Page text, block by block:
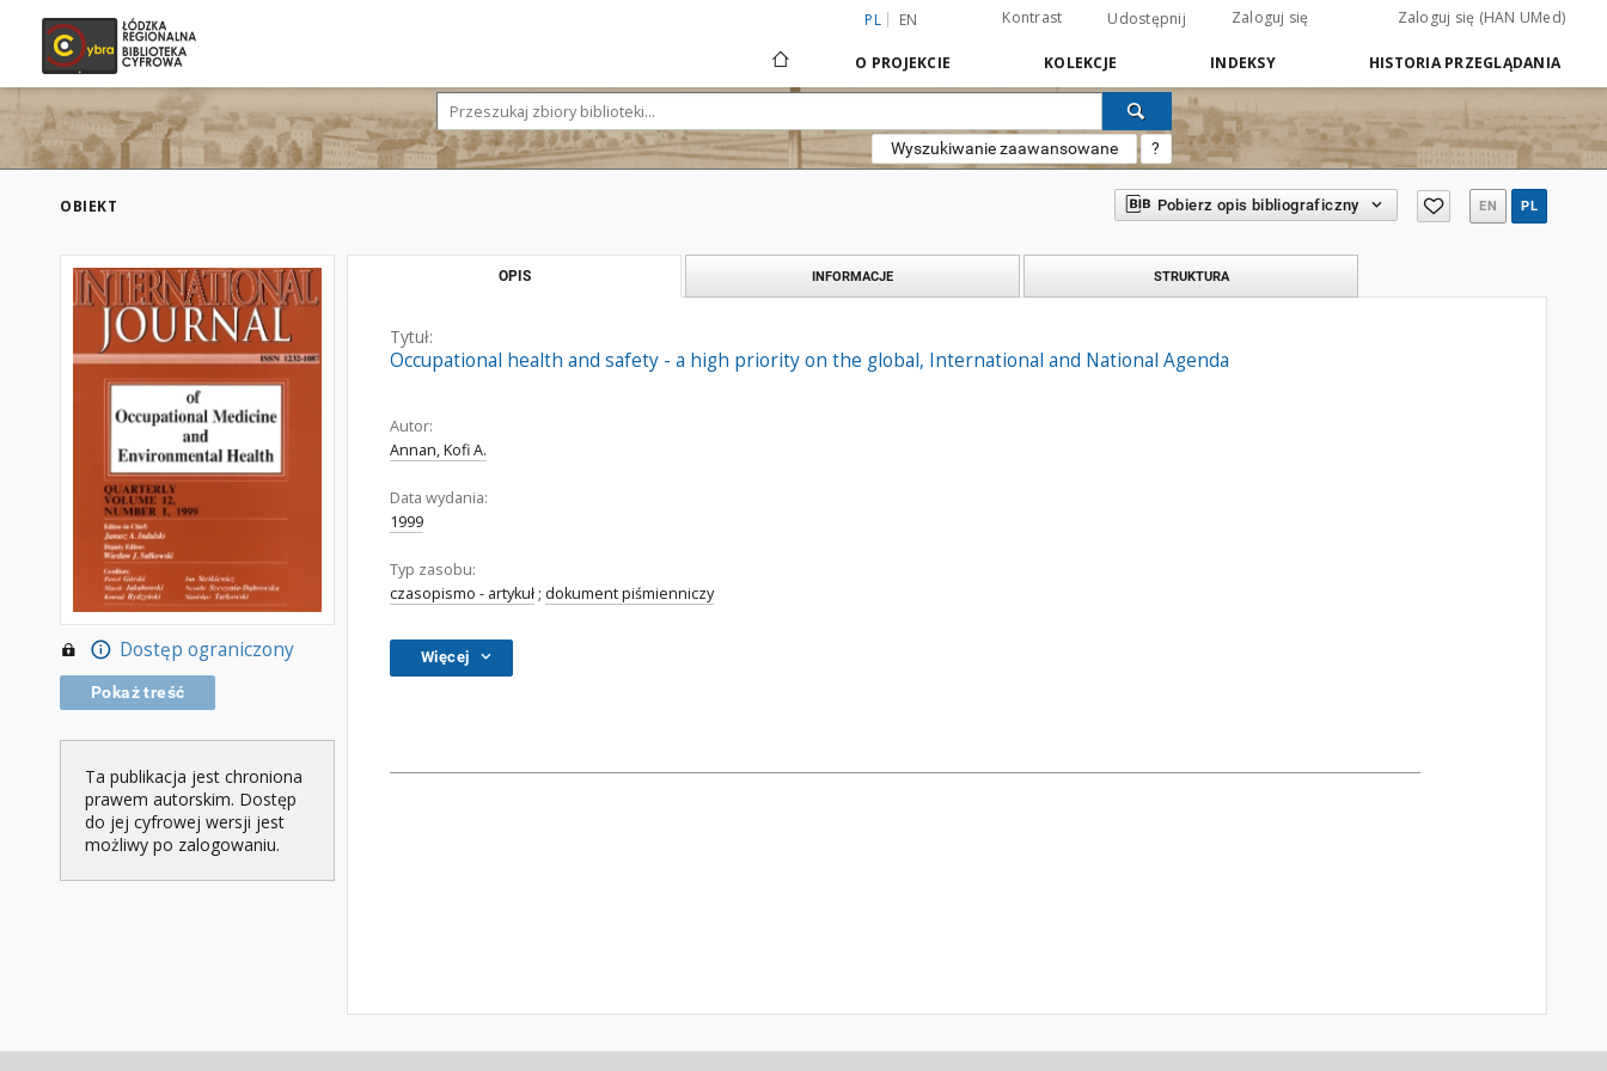
PL EN Kontrast Udostępnij Zaloguj się Zaloguj się (HAN UMed)
O PROJEKCIE KOLEKCJE INDEKSY HISTORIA PRZEGLĄDANIA
Wyszukiwanie zaawansowane ?
OBIEKT Pobierz opis bibliograficzny EN PL
Dostęp ograniczony
Pokaż treść
Ta publikacja jest chroniona
prawem autorskim. Dostęp
do jej cyfrowej wersji jest
możliwy po zalogowaniu.
OPIS INFORMACJE STRUKTURA
Tytuł:
Occupational health and safety - a high priority on the global, International and National Agenda
Autor:
Annan, Kofi A.
Data wydania:
1999
Typ zasobu:
czasopismo - artykuł ; dokument piśmienniczy
Więcej